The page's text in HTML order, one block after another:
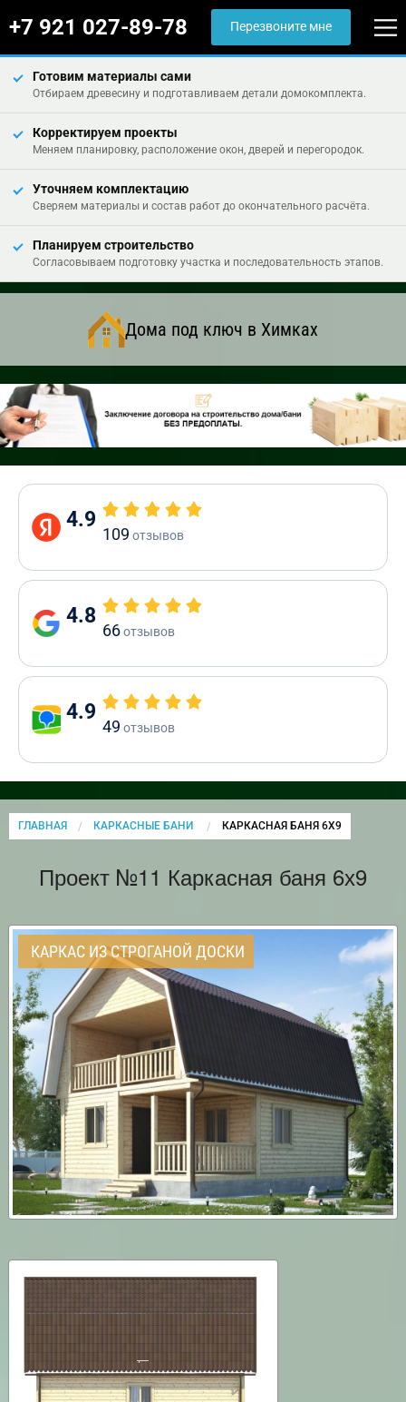
+7 921 027-89-78 Перезвоните мне
Готовим материалы сами
Отбираем древесину и подготавливаем детали домокомплекта.
Корректируем проекты
Меняем планировку, расположение окон, дверей и перегородок.
Уточняем комплектацию
Сверяем материалы и состав работ до окончательного расчёта.
Планируем строительство
Согласовываем подготовку участка и последовательность этапов.
Дома под ключ в Химках
4.9
109 отзывов
4.8
66отзывов
4.9
49 отзывов
ГЛАВНАЯ КАРКАСНЫЕ БАНИ CURRENT:
КАРКАСНАЯ БАНЯ 6Х9
Проект №11 Каркасная баня 6х9
КАРКАС ИЗ СТРОГАНОЙ ДОСКИ